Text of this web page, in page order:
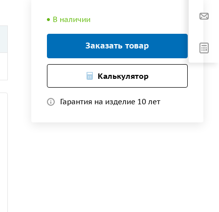
В наличии
Заказать товар
Калькулятор
Гарантия на изделие 10 лет